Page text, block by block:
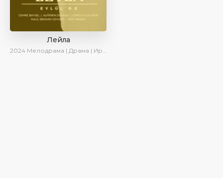
Лейла
2024 Мелодрама | Драма | Ирина Котова | AveTurk | AlisaDirilis | Сериалы 2024